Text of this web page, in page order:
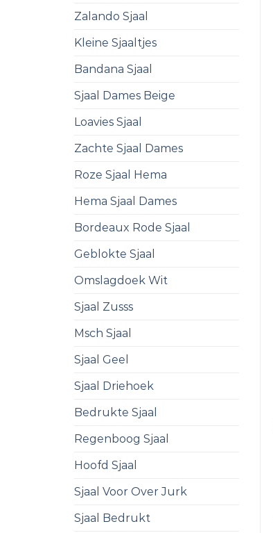
Zalando Sjaal
Kleine Sjaaltjes
Bandana Sjaal
Sjaal Dames Beige
Loavies Sjaal
Zachte Sjaal Dames
Roze Sjaal Hema
Hema Sjaal Dames
Bordeaux Rode Sjaal
Geblokte Sjaal
Omslagdoek Wit
Sjaal Zusss
Msch Sjaal
Sjaal Geel
Sjaal Driehoek
Bedrukte Sjaal
Regenboog Sjaal
Hoofd Sjaal
Sjaal Voor Over Jurk
Sjaal Bedrukt